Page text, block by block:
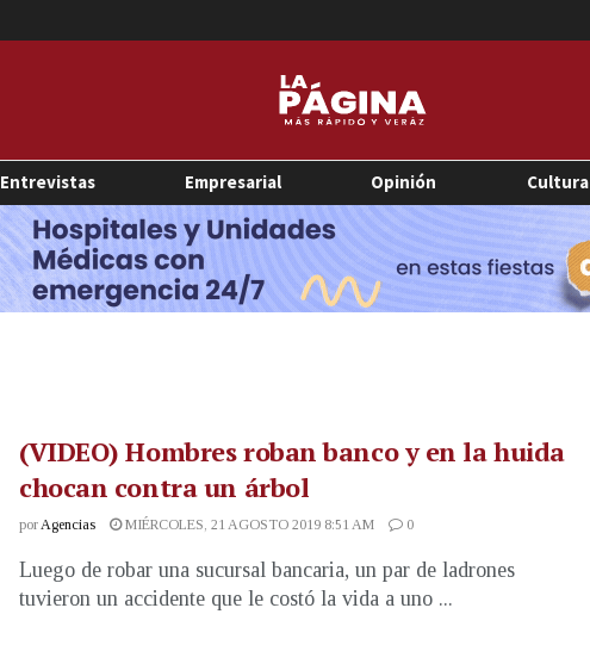
Entrevistas Empresarial Opinión Cultura
(VIDEO) Hombres roban banco y en la huida
chocan contra un árbol
porAgencias MIÉRCOLES, 21 AGOSTO 2019 8:51 AM 0
Luego de robar una sucursal bancaria, un par de ladrones
tuvieron un accidente que le costó la vida a uno ...